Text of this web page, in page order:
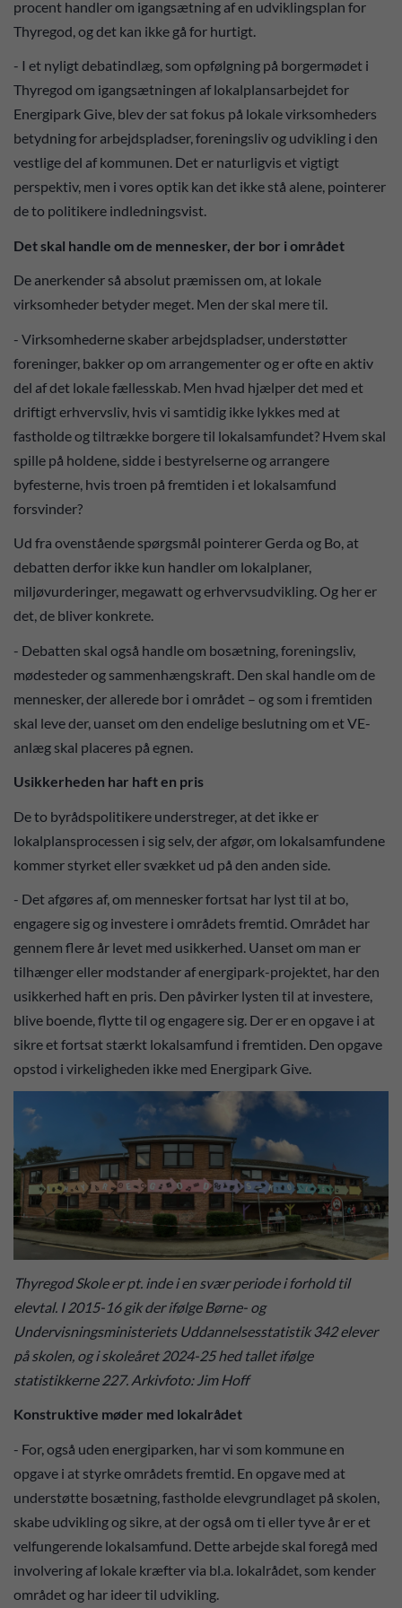
procent handler om igangsætning af en udviklingsplan for
Thyregod, og det kan ikke gå for hurtigt.
- I et nyligt debatindlæg, som opfølgning på borgermødet i
Thyregod om igangsætningen af lokalplansarbejdet for
Energipark Give, blev der sat fokus på lokale virksomheders
betydning for arbejdspladser, foreningsliv og udvikling i den
vestlige del af kommunen. Det er naturligvis et vigtigt
perspektiv, men i vores optik kan det ikke stå alene, pointerer
de to politikere indledningsvist.
Det skal handle om de mennesker, der bor i området
De anerkender så absolut præmissen om, at lokale
virksomheder betyder meget. Men der skal mere til.
- Virksomhederne skaber arbejdspladser, understøtter
foreninger, bakker op om arrangementer og er ofte en aktiv
del af det lokale fællesskab. Men hvad hjælper det med et
driftigt erhvervsliv, hvis vi samtidig ikke lykkes med at
fastholde og tiltrække borgere til lokalsamfundet? Hvem skal
spille på holdene, sidde i bestyrelserne og arrangere
byfesterne, hvis troen på fremtiden i et lokalsamfund
forsvinder?
Ud fra ovenstående spørgsmål pointerer Gerda og Bo, at
debatten derfor ikke kun handler om lokalplaner,
miljøvurderinger, megawatt og erhvervsudvikling. Og her er
det, de bliver konkrete.
- Debatten skal også handle om bosætning, foreningsliv,
mødesteder og sammenhængskraft. Den skal handle om de
mennesker, der allerede bor i området – og som i fremtiden
skal leve der, uanset om den endelige beslutning om et VE-
anlæg skal placeres på egnen.
Usikkerheden har haft en pris
De to byrådspolitikere understreger, at det ikke er
lokalplansprocessen i sig selv, der afgør, om lokalsamfundene
kommer styrket eller svækket ud på den anden side.
- Det afgøres af, om mennesker fortsat har lyst til at bo,
engagere sig og investere i områdets fremtid. Området har
gennem flere år levet med usikkerhed. Uanset om man er
tilhænger eller modstander af energipark-projektet, har den
usikkerhed haft en pris. Den påvirker lysten til at investere,
blive boende, flytte til og engagere sig. Der er en opgave i at
sikre et fortsat stærkt lokalsamfund i fremtiden. Den opgave
opstod i virkeligheden ikke med Energipark Give.
Thyregod Skole er pt. inde i en svær periode i forhold til
elevtal. I 2015-16 gik der ifølge Børne- og
Undervisningsministeriets Uddannelses­statistik 342 elever
på skolen, og i skoleåret 2024-25 hed tallet ifølge
statistikkerne 227. Arkivfoto: Jim Hoff
Konstruktive møder med lokalrådet
- For, også uden energiparken, har vi som kommune en
opgave i at styrke områdets fremtid. En opgave med at
understøtte bosætning, fastholde elevgrundlaget på skolen,
skabe udvikling og sikre, at der også om ti eller tyve år er et
velfungerende lokalsamfund. Dette arbejde skal foregå med
involvering af lokale kræfter via bl.a. lokalrådet, som kender
området og har ideer til udvikling.